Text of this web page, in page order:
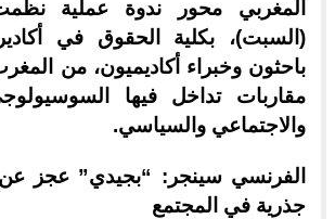
المغربي محور ندوة عملية
(السبت)، بكلية الحقوق في
باحثون وخبراء أكاديميون، من
مقاربات تداخل فيها
والاجتماعي والسياسي.
الفرنسي سينجر: “بجيدي” عجز
جذرية في المجتمع